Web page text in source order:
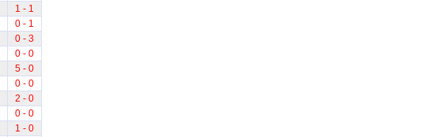
1 - 1
0 - 1
0 - 3
0 - 0
5 - 0
0 - 0
2 - 0
0 - 0
1 - 0